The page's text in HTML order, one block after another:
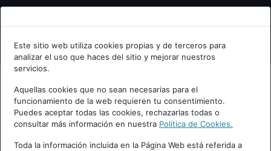
Bienvenid@ a psiquiatria.com
Escribe tu Email
Accede o regístrate con tu email.
Este sitio web utiliza cookies propias y de terceros para
analizar el uso que haces del sitio y mejorar nuestros
servicios.
Aquellas cookies que no sean necesarias para el
funcionamiento de la web requieren tu consentimiento.
Puedes aceptar todas las cookies, rechazarlas todas o
consultar más información en nuestra Política de Cookies.
Toda la información incluida en la Página Web está referida a